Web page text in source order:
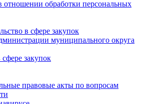
отношении обработки персональных
в сфере закупок
муниципального округа
закупок
правовые акты по вопросам